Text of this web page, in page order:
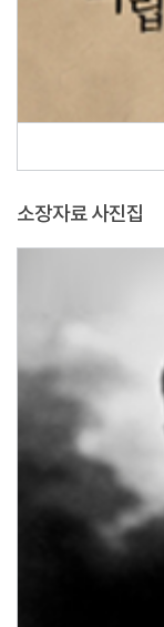
소장자료 사진집